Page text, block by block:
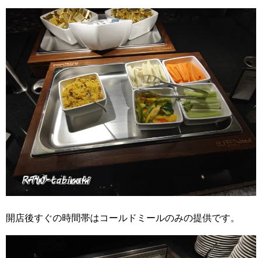
開店後すぐの時間帯はコールドミールのみの提供です。